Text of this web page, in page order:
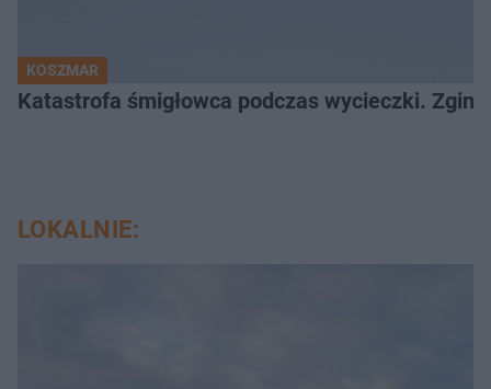
KOSZMAR
Katastrofa śmigłowca podczas wycieczki.
LOKALNIE: